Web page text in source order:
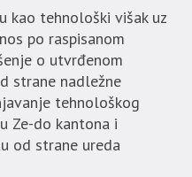
kao tehnološki višak uz
po raspisanom
o utvrđenom
strane nadležne
tehnološkog
Ze-do kantona i
od strane ureda